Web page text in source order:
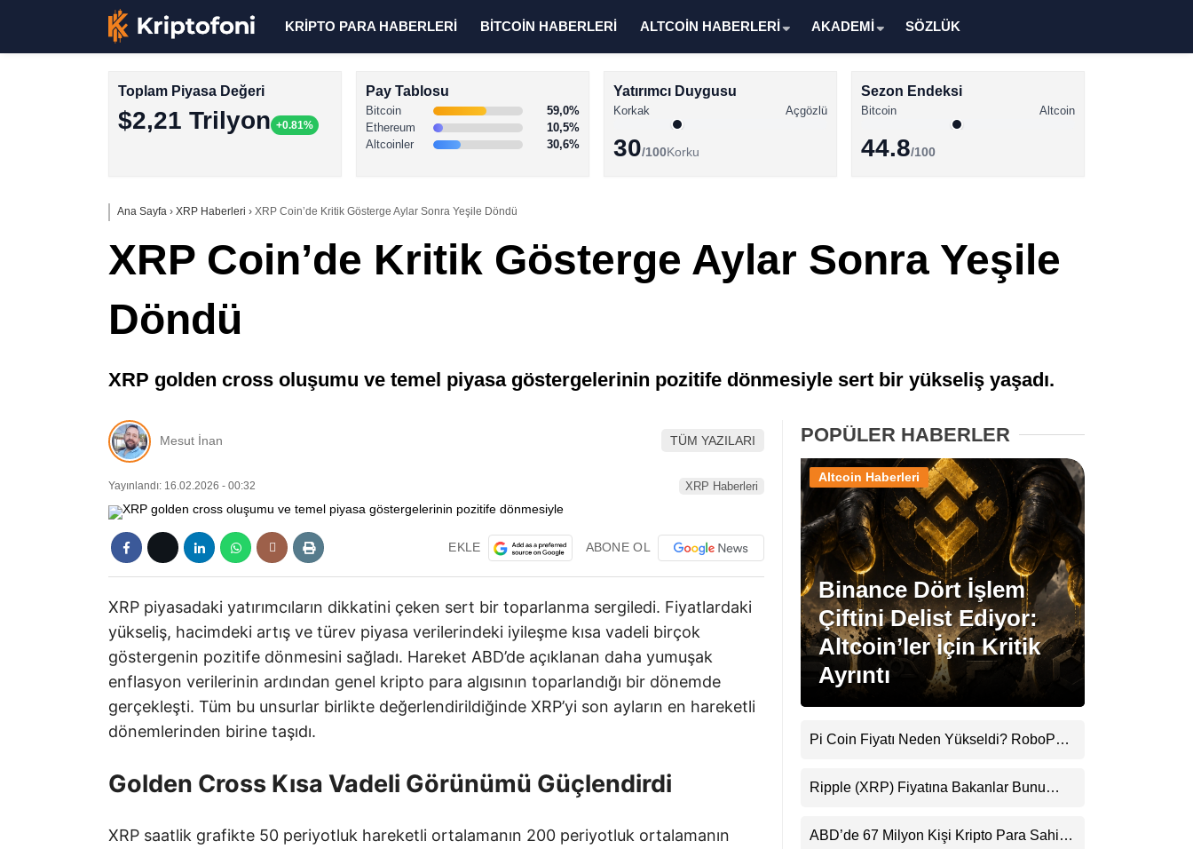
Altcoin Haberleri
Memecoin Haberleri
Stablecoin Haberleri
Facebook
Instagram
Youtube
KRİPTO PARA HABERLERİ BİTCOİN HABERLERİ ALTCOİN HABERLERİ AKADEMİ SÖZLÜK
Toplam Piyasa Değeri
$2,21 Trilyon +0.81%
Pay Tablosu
Bitcoin
59,0%
Ethereum
10,5%
Altcoinler
30,6%
Yatırımcı Duygusu
Korkak Açgözlü
30/100Korku
Sezon Endeksi
Bitcoin Altcoin
44.8/100
Ana Sayfa › XRP Haberleri › XRP Coin’de Kritik Gösterge Aylar Sonra Yeşile Döndü
XRP Coin’de Kritik Gösterge Aylar Sonra Yeşile
Döndü
XRP golden cross oluşumu ve temel piyasa göstergelerinin pozitife dönmesiyle sert bir yükseliş yaşadı.
Mesut İnan TÜM YAZILARI
Yayınlandı: 16.02.2026 - 00:32 XRP Haberleri
EKLE ABONE OL
XRP piyasadaki yatırımcıların dikkatini çeken sert bir toparlanma sergiledi. Fiyatlardaki
yükseliş, hacimdeki artış ve türev piyasa verilerindeki iyileşme kısa vadeli birçok
göstergenin pozitife dönmesini sağladı. Hareket ABD’de açıklanan daha yumuşak
enflasyon verilerinin ardından genel kripto para algısının toparlandığı bir dönemde
gerçekleşti. Tüm bu unsurlar birlikte değerlendirildiğinde XRP’yi son ayların en hareketli
dönemlerinden birine taşıdı.
Golden Cross Kısa Vadeli Görünümü Güçlendirdi
XRP saatlik grafikte 50 periyotluk hareketli ortalamanın 200 periyotluk ortalamanın
POPÜLER HABERLER
Binance Dört İşlem
Çiftini Delist Ediyor:
Altcoin’ler İçin Kritik
Ayrıntı
Altcoin Haberleri
Pi Coin Fiyatı Neden Yükseldi? RoboPay
Destekledi
Ripple (XRP) Fiyatına Bakanlar Bunu
Uyarı
ABD’de 67 Milyon Kişi Kripto Para Sahibi: